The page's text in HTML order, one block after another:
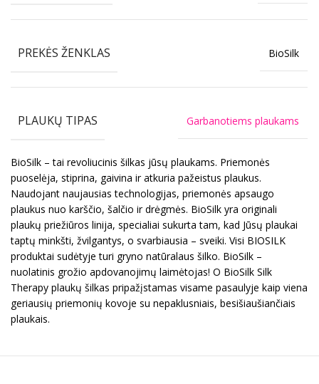
PREKĖS ŽENKLAS BioSilk
PLAUKŲ TIPAS Garbanotiems plaukams
BioSilk – tai revoliucinis šilkas jūsų plaukams. Priemonės
puoselėja, stiprina, gaivina ir atkuria pažeistus plaukus.
Naudojant naujausias technologijas, priemonės apsaugo
plaukus nuo karščio, šalčio ir drėgmės. BioSilk yra originali
plaukų priežiūros linija, specialiai sukurta tam, kad Jūsų plaukai
taptų minkšti, žvilgantys, o svarbiausia – sveiki. Visi BIOSILK
produktai sudėtyje turi gryno natūralaus šilko. BioSilk –
nuolatinis grožio apdovanojimų laimėtojas! O BioSilk Silk
Therapy plaukų šilkas pripažįstamas visame pasaulyje kaip viena
geriausių priemonių kovoje su nepaklusniais, besišiaušiančiais
plaukais.